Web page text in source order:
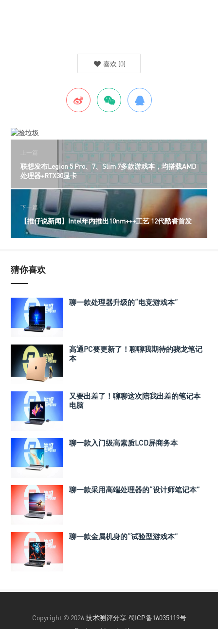
喜欢 (0)
上一篇
联想发布Legion 5 Pro、7、Slim 7多款游戏本，均搭载AMD
处理器+RTX30显卡
下一篇
【推仔说新闻】Intel年内推出10nm+++工艺 12代酷睿首发
猜你喜欢
聊一款处理器升级的“电竞游戏本”
高通PC要更新了！聊聊我期待的骁龙笔记
本
又要出差了！聊聊这次陪我出差的笔记本
电脑
聊一款入门级高素质LCD屏商务本
聊一款采用高端处理器的“设计师笔记本”
聊一款金属机身的“试验型游戏本”
Copyright © 2026技术测评分享 蜀ICP备16035119号